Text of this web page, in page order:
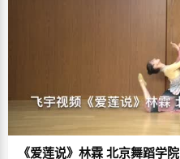
《爱莲说》林霖 北京舞蹈学院